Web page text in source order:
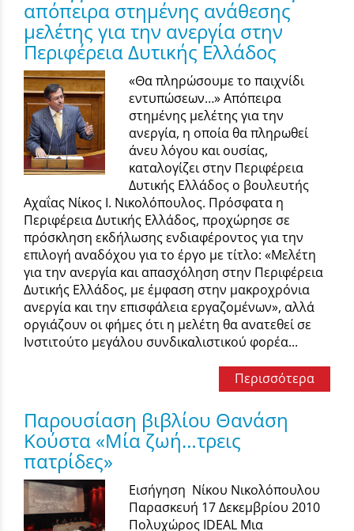
απόπειρα στημένης ανάθεσης
μελέτης για την ανεργία στην
Περιφέρεια Δυτικής Ελλάδος
«Θα πληρώσουμε το παιχνίδι
εντυπώσεων…» Απόπειρα
στημένης μελέτης για την
ανεργία, η οποία θα πληρωθεί
άνευ λόγου και ουσίας,
καταλογίζει στην Περιφέρεια
Δυτικής Ελλάδος ο βουλευτής
Αχαΐας Νίκος Ι. Νικολόπουλος. Πρόσφατα η
Περιφέρεια Δυτικής Ελλάδος, προχώρησε σε
πρόσκληση εκδήλωσης ενδιαφέροντος για την
επιλογή αναδόχου για το έργο με τίτλο: «Μελέτη
για την ανεργία και απασχόληση στην Περιφέρεια
Δυτικής Ελλάδος, με έμφαση στην μακροχρόνια
ανεργία και την επισφάλεια εργαζομένων», αλλά
οργιάζουν οι φήμες ότι η μελέτη θα ανατεθεί σε
Ινστιτούτο μεγάλου συνδικαλιστικού φορέα...
Περισσότερα
Παρουσίαση βιβλίου Θανάση
Κούστα «Μία ζωή…τρεις
πατρίδες»
Εισήγηση Νίκου Νικολόπουλου
Παρασκευή 17 Δεκεμβρίου 2010
Πολυχώρος IDEAL Μια